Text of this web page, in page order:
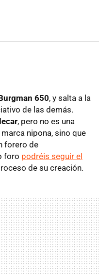
650, y salta a la
de las demás.
, pero no es una
nipona, sino que
forero de
foro podréis seguir el
de su creación.